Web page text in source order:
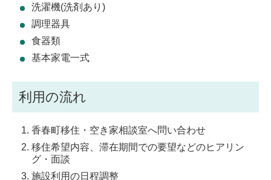
洗濯機(洗剤あり)
調理器具
食器類
基本家電一式
利用の流れ
香春町移住・空き家相談室へ問い合わせ
移住希望内容、滞在期間での要望などのヒアリン
グ・面談
施設利用の日程調整